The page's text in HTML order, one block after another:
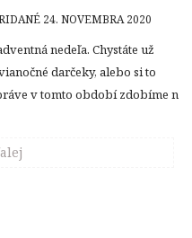
24. NOVEMBRA 2020
nedeľa. Chystáte už
darčeky, alebo si to
v tomto období zdobíme n